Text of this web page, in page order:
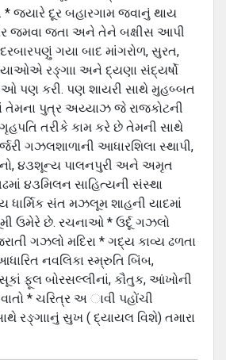
* જયારે દૂર બહારગામ જવાનું થાય
જમવા જતા અને તેને બક્ષીસ આપી
દરબારપણું ગયા બાદ માંગરોળ, સુરત,
રઙ્ગાા અને દ્યણા સંદ્યર્ષો
પણ કરી. પણ શાયરી સાથે મુહબ્બત
તેમના પુત્ર અય્યાઝ જે રાજકોટની
તરીકે કામ કરે છે તેમની સાથે
ગઝલશાળાની આધારશિલા સ્થાપી,
૪૩શૂન્ય પાલનપુરી અને અમૃત
૪૩મિલન સાહિત્યની સંસ્થા
ધાર્મિક સંત મઝલૂમ શાહની યાદમાં
ઉમેરે છે. રચનાઓ * ઉર્દૂ ગઝલો
ગઝલો મદિરા * ગદ્ય કાવ્ય ઢળતા
નવલિકા સ્મ્રુતિ બિંબ,
ફૂલ બોરસલ્લીનાં, કૌતુક, આંખોની
* ચરિત્ર અ ાવી પહોંચી
રઙ્ગાાનું સુખ ( દ્યાયલ વિશે) તમારા